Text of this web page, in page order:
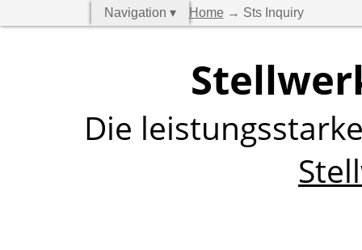
Navigation ▾ Home→ Sts Inquiry
Die